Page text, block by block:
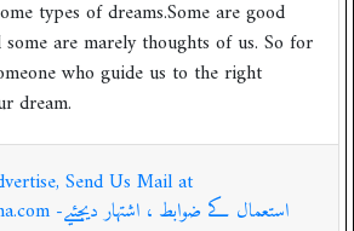
types of dreams.Some are good
are marely thoughts of us. So for
who guide us to the right
dream.
Send Us Mail at
info@khawabnama.com -استعمال کے ضوابط ، اشتہار دیجئیے